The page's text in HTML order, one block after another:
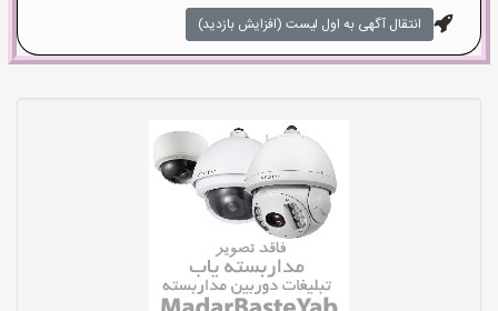
انتقال آگهی به اول لیست (افزایش بازدید)